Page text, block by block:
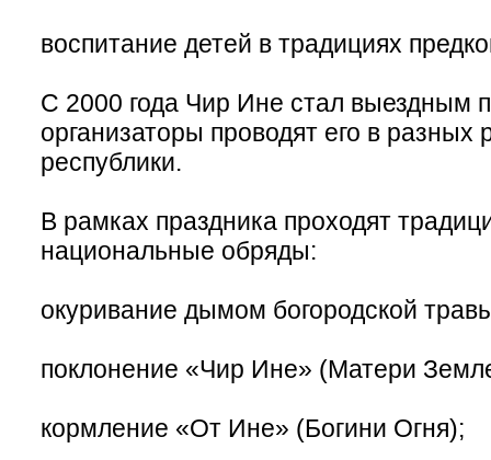
воспитание детей в традициях
С 2000 года Чир Ине стал выездным
организаторы проводят его в разных
республики.
В рамках праздника проходят
национальные обряды:
окуривание дымом богородской
поклонение «Чир Ине» (Матери
кормление «От Ине» (Богини Огня);